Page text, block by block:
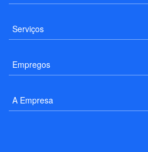
Serviços
Empregos
A Empresa